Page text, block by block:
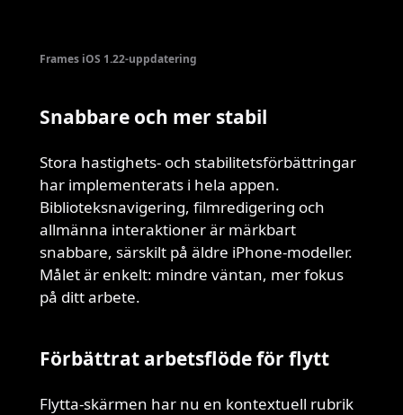
Frames iOS 1.22-uppdatering
Snabbare och mer stabil
Stora hastighets- och stabilitetsförbättringar
har implementerats i hela appen.
Biblioteksnavigering, filmredigering och
allmänna interaktioner är märkbart
snabbare, särskilt på äldre iPhone-modeller.
Målet är enkelt: mindre väntan, mer fokus
på ditt arbete.
Förbättrat arbetsflöde för flytt
Flytta-skärmen har nu en kontextuell rubrik